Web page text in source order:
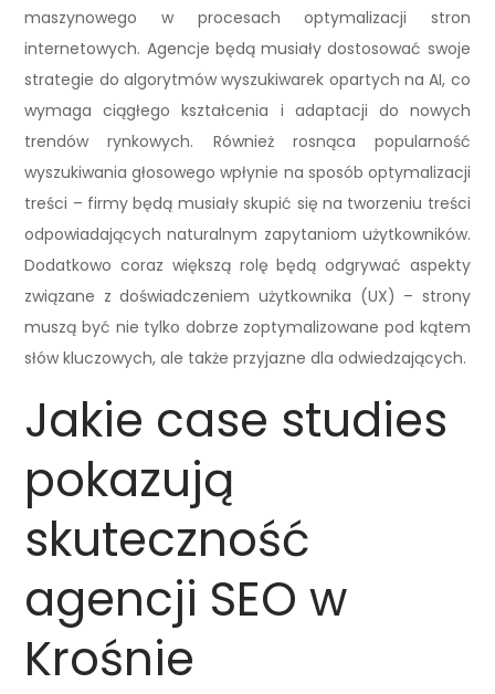
maszynowego w procesach optymalizacji stron
internetowych. Agencje będą musiały dostosować swoje
strategie do algorytmów wyszukiwarek opartych na AI, co
wymaga ciągłego kształcenia i adaptacji do nowych
trendów rynkowych. Również rosnąca popularność
wyszukiwania głosowego wpłynie na sposób optymalizacji
treści – firmy będą musiały skupić się na tworzeniu treści
odpowiadających naturalnym zapytaniom użytkowników.
Dodatkowo coraz większą rolę będą odgrywać aspekty
związane z doświadczeniem użytkownika (UX) – strony
muszą być nie tylko dobrze zoptymalizowane pod kątem
słów kluczowych, ale także przyjazne dla odwiedzających.
Jakie case studies
pokazują
skuteczność
agencji SEO w
Krośnie